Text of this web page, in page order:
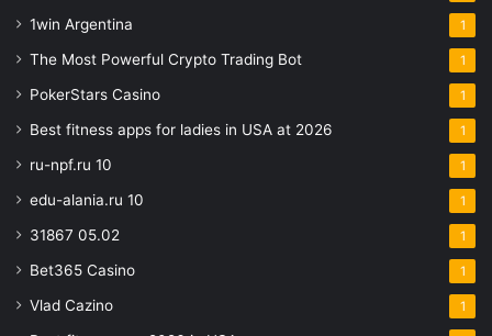
1win Argentina 1
The Most Powerful Crypto Trading Bot 1
PokerStars Casino 1
Best fitness apps for ladies in USA at 2026 1
ru-npf.ru 10 1
edu-alania.ru 10 1
31867 05.02 1
Bet365 Casino 1
Vlad Cazino 1